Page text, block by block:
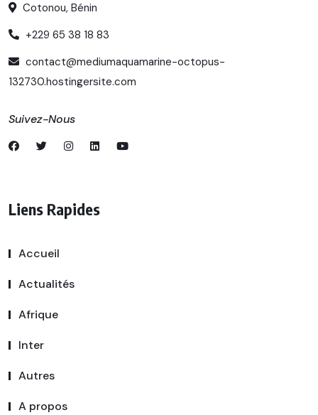
Cotonou, Bénin
+229 65 38 18 83
contact@mediumaquamarine-octopus-
132730.hostingersite.com
Suivez-Nous
Liens Rapides
Accueil
Actualités
Afrique
Inter
Autres
A propos